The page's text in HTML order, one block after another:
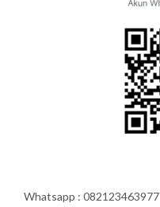
Whatsapp : 082123463977